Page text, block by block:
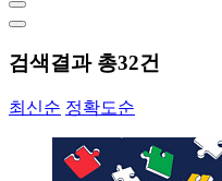
검색결과 총32건
최신순 정확도순